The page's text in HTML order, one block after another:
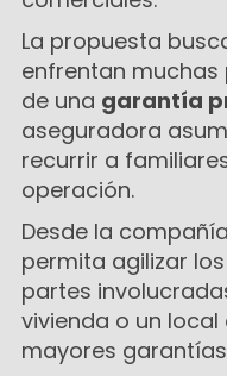
La propuesta
enfrentan muchas
de una garantía
aseguradora
recurrir a
operación.
Desde la
permita agilizar
partes
vivienda o un
mayores